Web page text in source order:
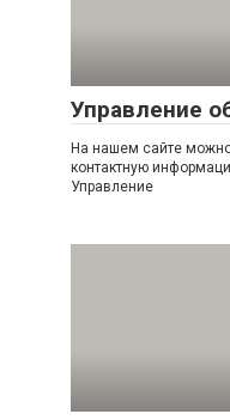
Управление
На нашем сайте
контактную
Управление